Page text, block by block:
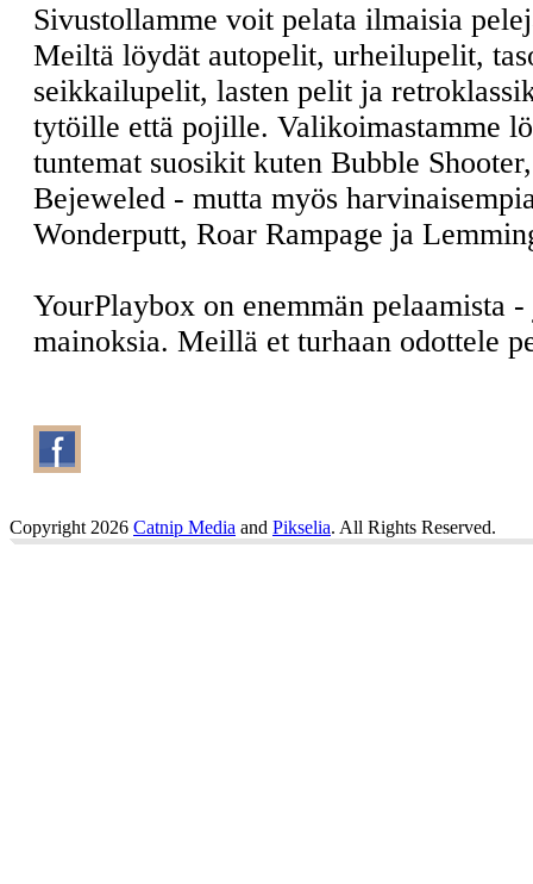
Sivustollamme voit pelata ilmaisia
Meiltä löydät autopelit, urheilupelit,
seikkailupelit, lasten pelit ja
tytöille että pojille. Valikoimastamme
tuntemat suosikit kuten Bubble
Bejeweled - mutta myös
Wonderputt, Roar Rampage ja
YourPlaybox on enemmän pelaamista
mainoksia. Meillä et turhaan odottele
Copyright 2026 Catnip Media and Pikselia. All Rights Reserved.